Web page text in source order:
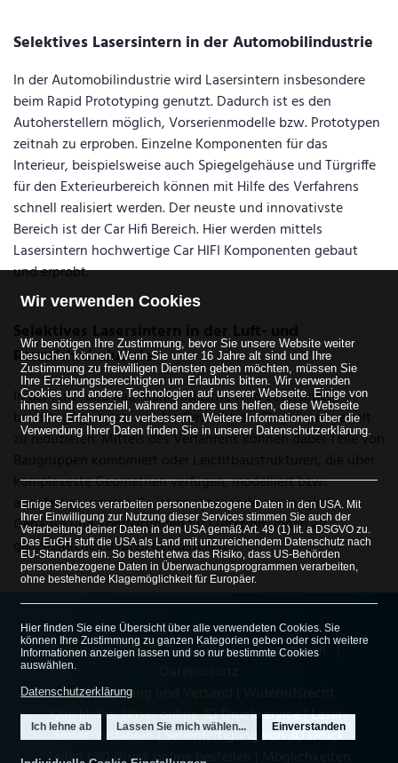
Wir verwenden Cookies
Wir benötigen Ihre Zustimmung, bevor Sie unsere Website weiter
besuchen können. Wenn Sie unter 16 Jahre alt sind und Ihre
Zustimmung zu freiwilligen Diensten geben möchten, müssen Sie
Ihre Erziehungsberechtigten um Erlaubnis bitten. Wir verwenden
Cookies und andere Technologien auf unserer Webseite. Einige von
ihnen sind essenziell, während andere uns helfen, diese Webseite
und Ihre Erfahrung zu verbessern.
Weitere Informationen über die
Verwendung Ihrer Daten finden Sie in unserer Datenschutzerklärung.
Einige Services verarbeiten personenbezogene Daten in den USA. Mit
Ihrer Einwilligung zur Nutzung dieser Services stimmen Sie auch der
Verarbeitung deiner Daten in den USA gemäß Art. 49 (1) lit. a DSGVO zu.
Das EuGH stuft die USA als Land mit unzureichendem Datenschutz nach
EU-Standards ein. So besteht etwa das Risiko, dass US-Behörden
personenbezogene Daten in Überwachungsprogrammen verarbeiten,
ohne bestehende Klagemöglichkeit für Europäer.
Hier finden Sie eine Übersicht über alle verwendeten Cookies. Sie
können Ihre Zustimmung zu ganzen Kategorien geben oder sich weitere
Informationen anzeigen lassen und so nur bestimmte Cookies
auswählen.
Datenschutzerklärung
Ich lehne ab Lassen Sie mich wählen... Einverstanden
Selektives Lasersintern in der Automobilindustrie
In der Automobilindustrie wird Lasersintern insbesondere
beim Rapid Prototyping genutzt. Dadurch ist es den
Autoherstellern möglich, Vorserienmodelle bzw. Prototypen
zeitnah zu erproben. Einzelne Komponenten für das
Interieur, beispielsweise auch Spiegelgehäuse und Türgriffe
für den Exterieurbereich können mit Hilfe des Verfahrens
schnell realisiert werden. Der neuste und innovativste
Bereich ist der Car Hifi Bereich. Hier werden mittels
Lasersintern hochwertige Car HIFI Komponenten gebaut
und erprobt.
Selektives Lasersintern in der Luft- und
Raumfahrtindustrie
In der Luft- und Raumfahrtindustrie wird Lasersintern
bevorzugt genutzt, um das Gewicht der Flugkörper gezielt
zu reduzieren. Mittels des Verfahrens können dabei Teile von
komplexeste Geometrien verfügen, modelliert bzw.
angefertigt werden. So ist es unter anderem möglich,
Gehäuse und Rohrleitungen für Luftströmungen als
ganzheitliches Bauteil herzustellen.
Copyright 2019 3D Profi GmbH |Impressum|
AGB|Zahlung und Versand
Widerrufsrecht
Quicklinks:Unser online 3D Druckservice|Laser-
Sinter-Verfahren|Serienfertigung von 3D Druck
Teilen|3D Druck online bestellen Möglichkeiten